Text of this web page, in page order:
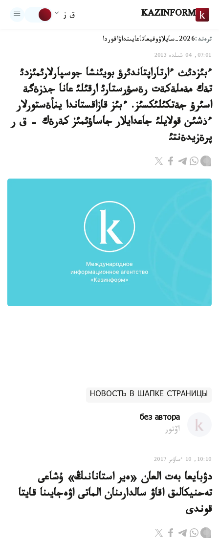
KAZINFORM ق ز
ترەند:2026-سايلاۋ وقيعاتاعايىنداۋاقوردا
07:01, 04 شىلدە 2013
ءبئزدئث ءارتاراپتاندئرؤ بويئنشا جوسپارلارئمئزدئ
تةك مةملةكةت رةسؤرستارئ ارقئلئ عانا جذزةگة
اسئرؤ جةتكئلئكسئز. ءبئز قازاقستاندا ينأةستورلار
ءذشئن قولايلئ جاعدايلار جاساؤئمئز كةرةك - ق ر
پرةزيدةنتئ
НОВОСТЬ В ШАПКЕ СТРАНИЦЫ
без автора
اۆتور
10:10, 10 ءساۋىر 2017
دۋبايعا بەت العان «ەير استانانىڭ» ۇشاعى
تەحنيكالىق اقاۋ سالدارىنان الماتى اۋەجايىنا قايتا
قوندى